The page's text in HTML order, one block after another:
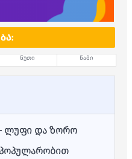
ლუფი და ზორო
პოპულარობით
წუთი წამი